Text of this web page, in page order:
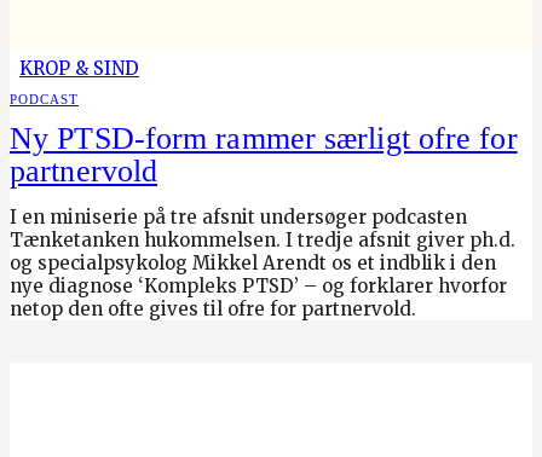
KROP & SIND
PODCAST
Ny PTSD-form rammer særligt ofre for
partnervold
I en miniserie på tre afsnit undersøger podcasten
Tænketanken hukommelsen. I tredje afsnit giver ph.d.
og specialpsykolog Mikkel Arendt os et indblik i den
nye diagnose ‘Kompleks PTSD’ – og forklarer hvorfor
netop den ofte gives til ofre for partnervold.